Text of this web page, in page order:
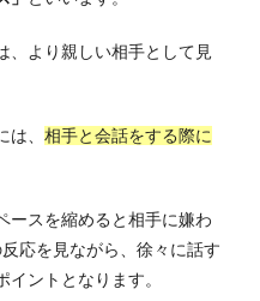
、より親しい相手として見
、 相手と会話をする際に
ースを縮めると相手に嫌わ
応を見ながら、徐々に話す
ントとなります。